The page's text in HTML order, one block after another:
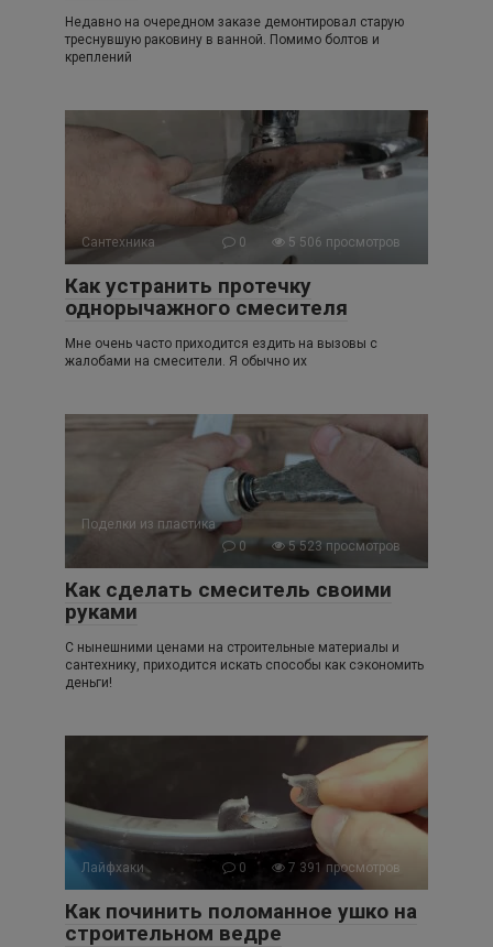
Недавно на очередном заказе демонтировал старую
треснувшую раковину в ванной. Помимо болтов и
креплений
Сантехника 0 5 506 просмотров
Как устранить протечку
однорычажного смесителя
Мне очень часто приходится ездить на вызовы с
жалобами на смесители. Я обычно их
Поделки из пластика
0
5 523 просмотров
Как сделать смеситель своими
руками
С нынешними ценами на строительные материалы и
сантехнику, приходится искать способы как сэкономить
деньги!
Лайфхаки 0 7 391 просмотров
Как починить поломанное ушко на
строительном ведре